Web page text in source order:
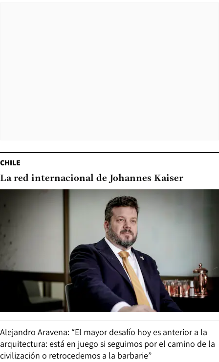
CHILE
La red internacional de Johannes Kaiser
Alejandro Aravena: “El mayor desafío hoy es anterior a la
arquitectura: está en juego si seguimos por el camino de la
civilización o retrocedemos a la barbarie”